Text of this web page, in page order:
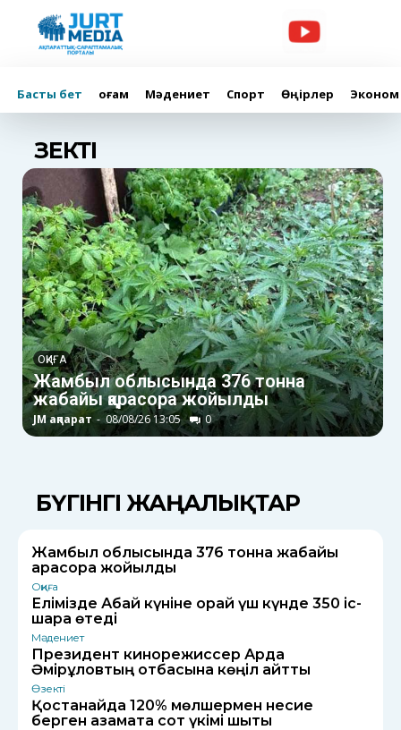
Басты бет Қоғам Мәдениет Спорт Өңірлер
ӨЗЕКТІ
ОҚИҒА
Жамбыл облысында 376 тонна
жабайы қарасора жойылды
JM ақпарат - 08/08/26 13:05 0
БҮГІНГІ ЖАҢАЛЫҚТАР
Жамбыл облысында 376 тонна жабайы
қарасора жойылды
Оқиға
Елімізде Абай күніне орай үш күнде 350 іс-
шара өтеді
Мәдениет
Президент кинорежиссер Ардақ
Әмірқұловтың отбасына көңіл айтты
Өзекті
Қостанайда 120% мөлшермен несие
берген азаматқа сот үкімі шықты